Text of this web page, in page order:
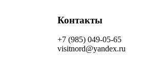
Контакты
+7 (985) 049-05-65
visitnord@yandex.ru